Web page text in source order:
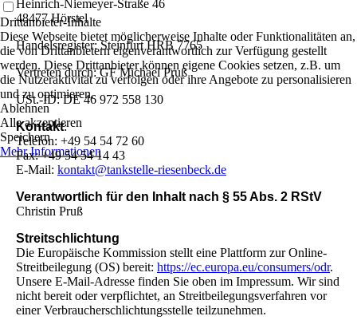
Heinrich-Niemeyer-Straße 46
48477 Hörstel
Handelsregister: Steinfurt HRB 7765
Vertreten durch: GF Michael Pruß
USt.-ID: DE 46 972 558 130
Kontakt:
Telefon: +49 54 54 72 60
Fax: +49 54 54 14 43
E-Mail: kontakt@tankstelle-riesenbeck.de
Verantwortlich für den Inhalt nach § 55 Abs. 2 RStV
Christin Pruß
Streitschlichtung
Die Europäische Kommission stellt eine Plattform zur Online-
Streitbeilegung (OS) bereit: https://ec.europa.eu/consumers/odr.
Unsere E-Mail-Adresse finden Sie oben im Impressum. Wir sind
nicht bereit oder verpflichtet, an Streitbeilegungsverfahren vor
einer Verbraucherschlichtungsstelle teilzunehmen.
Drittanbieter-Inhalte
Diese Webseite bietet möglicherweise Inhalte oder Funktionalitäten an,
die von Drittanbietern eigenverantwortlich zur Verfügung gestellt
werden. Diese Drittanbieter können eigene Cookies setzen, z.B. um
die Nutzeraktivität zu verfolgen oder ihre Angebote zu personalisieren
und zu optimieren.
Ablehnen
Alle akzeptieren
Speichern
Mehr Informationen